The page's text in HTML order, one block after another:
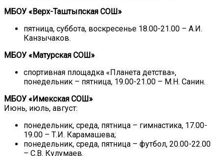
МБОУ «Верх-Таштыпская СОШ»
пятница, суббота, воскресенье 18.00-21.00 – А.И.
Канзычаков.
МБОУ «Матурская СОШ»
спортивная площадка «Планета детства»,
понедельник – пятница, 19.00-21.00 – М.Н. Санин.
МБОУ «Имекская СОШ»
Июнь, июль, август:
понедельник, среда, пятница – гимнастика, 17.00-
19.00 – Т.И. Карамашева;
понедельник, среда, пятница – футбол, 20.00-22.00
– С.В. Кулумаев.